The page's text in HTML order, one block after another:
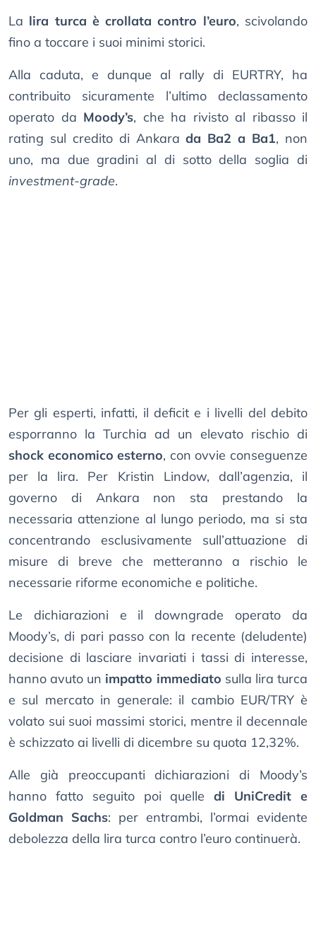
La lira turca è crollata contro l’euro, scivolando
fino a toccare i suoi minimi storici.
Alla caduta, e dunque al rally di EURTRY, ha
contribuito sicuramente l’ultimo declassamento
operato da Moody’s, che ha rivisto al ribasso il
rating sul credito di Ankarada Ba2 a Ba1, non
uno, ma due gradini al di sotto della soglia di
investment-grade.
Per gli esperti, infatti, il deficit e i livelli del debito
esporranno la Turchia ad un elevato rischio di
shock economico esterno, con ovvie conseguenze
per la lira. Per Kristin Lindow, dall’agenzia, il
governo di Ankara non sta prestando la
necessaria attenzione al lungo periodo, ma si sta
concentrando esclusivamente sull’attuazione di
misure di breve che metteranno a rischio le
necessarie riforme economiche e politiche.
Le dichiarazioni e il downgrade operato da
Moody’s, di pari passo con la recente (deludente)
decisione di lasciare invariati i tassi di interesse,
hanno avuto un impatto immediato sulla lira turca
e sul mercato in generale: il cambio EUR/TRY è
volato sui suoi massimi storici, mentre il decennale
è schizzato ai livelli di dicembre su quota 12,32%.
Alle già preoccupanti dichiarazioni di Moody’s
hanno fatto seguito poi quelledi UniCredit e
Goldman Sachs: per entrambi, l’ormai evidente
debolezza della lira turca contro l’euro continuerà.